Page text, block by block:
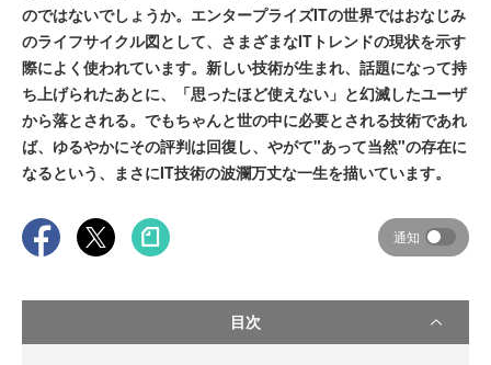
のではないでしょうか。エンタープライズITの世界ではおなじみ
のライフサイクル図として、さまざまなITトレンドの現状を示す
際によく使われています。新しい技術が生まれ、話題になって持
ち上げられたあとに、「思ったほど使えない」と幻滅したユーザ
から落とされる。でもちゃんと世の中に必要とされる技術であれ
ば、ゆるやかにその評判は回復し、やがて"あって当然"の存在に
なるという、まさにIT技術の波瀾万丈な一生を描いています。
通知
目次